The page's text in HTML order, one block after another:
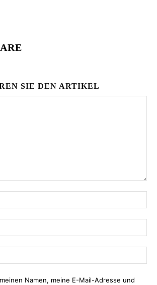
SIE DEN ARTIKEL
Namen, meine E-Mail-Adresse und